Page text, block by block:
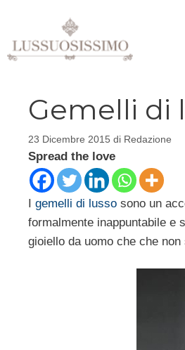
contenuto
Gemelli di
23 Dicembre 2015 di Redazione
Spread the love
I gemelli di lusso sono un
formalmente inappuntabile e
gioiello da uomo che che